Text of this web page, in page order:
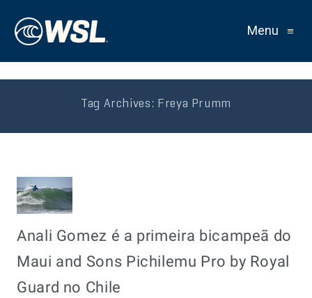
Menu ≡
Tag Archives: Freya Prumm
Anali Gomez é a primeira bicampeã do
Maui and Sons Pichilemu Pro by Royal
Guard no Chile